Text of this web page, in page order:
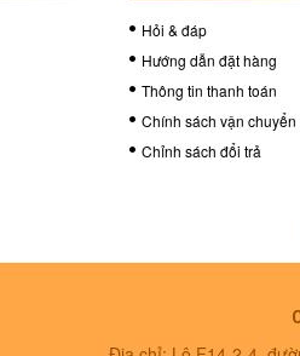
Hỏi & đáp
Hướng dẫn đặt hàng
Thông tin thanh toán
Chính sách vận chuyển
Chỉnh sách đổi trả